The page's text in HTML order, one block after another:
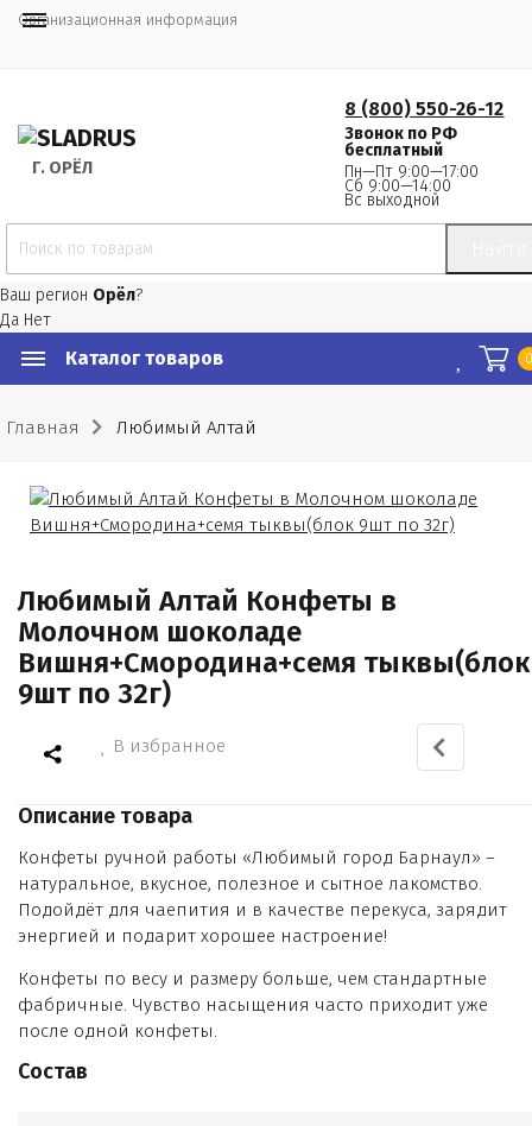
Организационная информация
Г. ОРЁЛ
8 (800) 550-26-12
Звонок по РФ
бесплатный
Пн—Пт 9:00—17:00
Сб 9:00—14:00
Вс выходной
Ваш регион Орёл?
Да Нет
Каталог товаров
Главная Любимый Алтай
Любимый Алтай Конфеты в
Молочном шоколаде
Вишня+Смородина+семя тыквы(блок
9шт по 32г)
В избранное
Описание товара
Конфеты ручной работы «Любимый город Барнаул» –
натуральное, вкусное, полезное и сытное лакомство.
Подойдёт для чаепития и в качестве перекуса, зарядит
энергией и подарит хорошее настроение!
Конфеты по весу и размеру больше, чем стандартные
фабричные. Чувство насыщения часто приходит уже
после одной конфеты.
Состав